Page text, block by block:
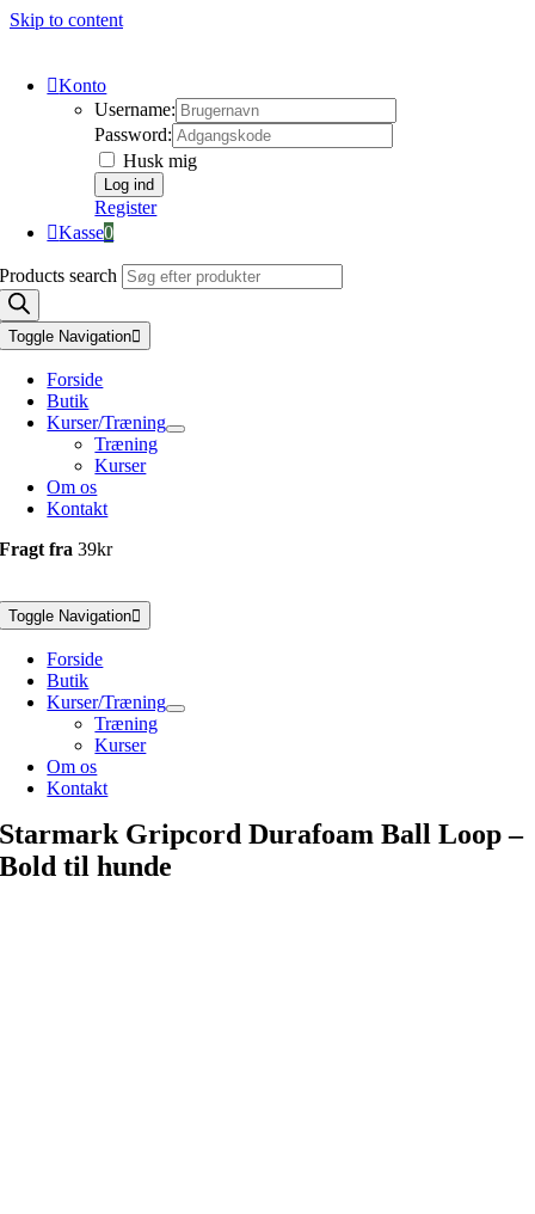
Skip to content
Konto
Username:
Password:
Husk mig
Register
Kasse0
Products search
Toggle Navigation
Forside
Butik
Kurser/Træning
Træning
Kurser
Om os
Kontakt
Fragt fra39kr
Toggle Navigation
Forside
Butik
Kurser/Træning
Træning
Kurser
Om os
Kontakt
Starmark Gripcord Durafoam Ball Loop –
Bold til hunde